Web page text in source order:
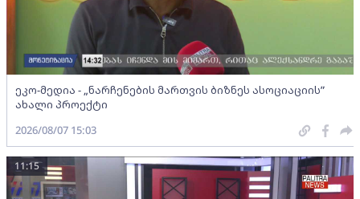
ეკო-მედია - „ნარჩენების მართვის ბიზნეს ასოციაციის”
ახალი პროექტი
2026/08/07 15:03
11:15